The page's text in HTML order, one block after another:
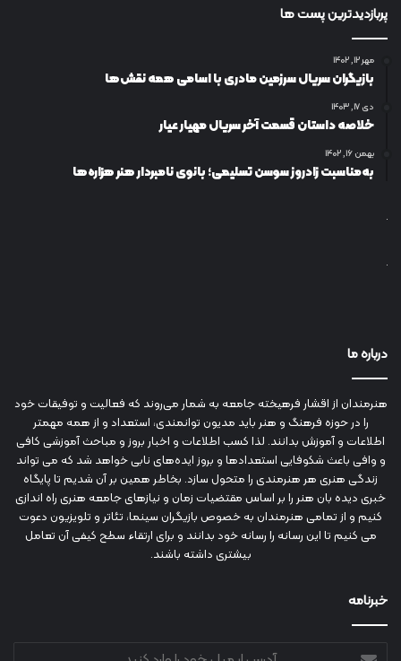
پربازدیدترین پست ها
مهر ۱۲, ۱۴۰۲
بازیگران سریال سرزمین مادری با اسامی همه نقش‌ها
دی ۱۷, ۱۴۰۳
خلاصه داستان قسمت آخر سریال مهیار عیار
بهمن ۱۶, ۱۴۰۲
به‌مناسبت زادروز سوسن تسلیمی؛ بانوی نامبردار هنر هزاره‌ها
درباره ما
هنرمندان از اقشار فرهیخته جامعه به شمار می‌روند که فعالیت و توفیقات خود
را در حوزه فرهنگ و هنر باید مدیون توانمندی، استعداد و از همه مهمتر
اطلاعات و آموزش بدانند. لذا کسب اطلاعات و اخبار بروز و مباحث آموزشی کافی
و وافی باعث شکوفایی استعدادها و بروز ایده‌های نابی خواهد شد که می تواند
زندگی هنری هر هنرمندی را متحول سازد. بخاطر همین بر آن شدیم تا پایگاه
خبری دیده بان هنر را بر اساس مقتضیات زمان و نیازهای جامعه هنری راه اندازی
کنیم و از تمامی هنرمندان به خصوص بازیگران سینما، تئاتر و تلویزیون دعوت
می کنیم تا این رسانه را رسانه خود بدانند و برای ارتقاء سطح کیفی آن تعامل
بیشتری داشته باشند.
خبرنامه